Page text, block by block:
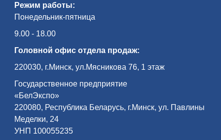
Режим работы:
Понедельник-пятница
9.00 - 18.00
Головной офис отдела продаж:
220030, г.Минск, ул.Мясникова 76, 1 этаж
Государственное предприятие
«БелЭкспо»
220080, Республика Беларусь, г.Минск, ул. Павлины
Меделки, 24
УНП 100055235